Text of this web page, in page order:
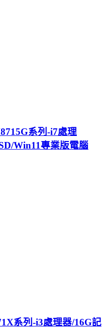
系列-i7處理
Win11專業版電腦
系列-i3處理器/16G記